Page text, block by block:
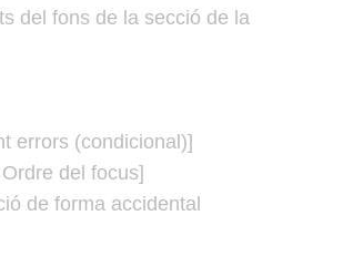
del fons de la secció de la
errors (condicional)]
del focus]
de forma accidental